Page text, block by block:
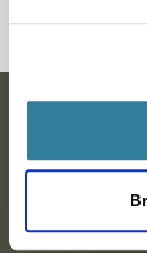
Postadresse:
Nytorv 7, 2. sal
9000 Aalborg